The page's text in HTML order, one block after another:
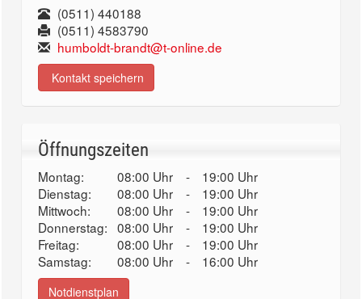
(0511) 440188
(0511) 4583790
humboldt-brandt@t-online.de
Kontakt speichern
Öffnungszeiten
Montag: 08:00 Uhr -
19:00 Uhr
Dienstag:
08:00 Uhr -
19:00 Uhr
Mittwoch:
08:00 Uhr -
19:00 Uhr
Donnerstag: 08:00 Uhr -
19:00 Uhr
Freitag:
08:00 Uhr -
19:00 Uhr
Samstag:
08:00 Uhr - 16:00 Uhr
Notdienstplan